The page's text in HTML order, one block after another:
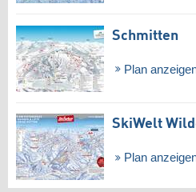
Schmitten
Plan
SkiWelt
Plan